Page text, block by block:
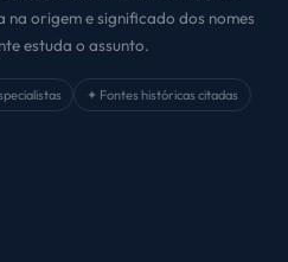
origem e significado dos nomes
estuda o assunto.
✦ Fontes históricas citadas